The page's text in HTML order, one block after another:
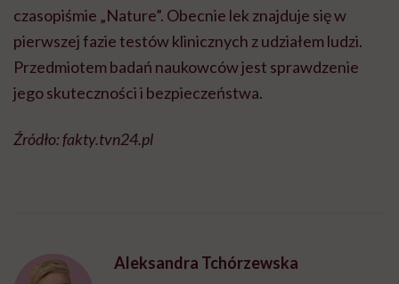
czasopiśmie „Nature”. Obecnie lek znajduje się w
pierwszej fazie testów klinicznych z udziałem ludzi.
Przedmiotem badań naukowców jest sprawdzenie
jego skuteczności i bezpieczeństwa.
Źródło: fakty.tvn24.pl
Aleksandra Tchórzewska